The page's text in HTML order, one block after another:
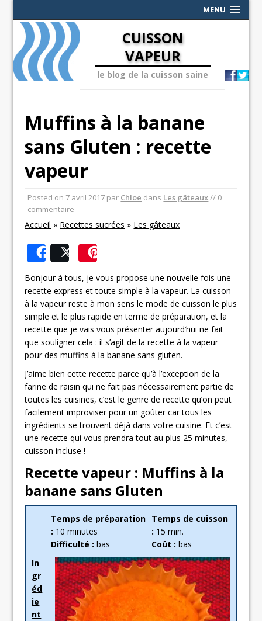
MENU
CUISSON
VAPEUR
le blog de la cuisson saine
Muffins à la banane
sans Gluten : recette
vapeur
Posted on 7 avril 2017 par Chloe dans Les gâteaux// 0
commentaire
Accueil » Recettes sucrées » Les gâteaux
SharePost
Bonjour à tous, je vous propose une nouvelle fois une
recette express et toute simple à la vapeur. La cuisson
à la vapeur reste à mon sens le mode de cuisson le plus
simple et le plus rapide en terme de préparation, et la
recette que je vais vous présenter aujourd’hui ne fait
que souligner cela : il s’agit de la recette à la vapeur
pour des muffins à la banane sans gluten.
J’aime bien cette recette parce qu’à l’exception de la
farine de raisin qui ne fait pas nécessairement partie de
toutes les cuisines, c’est le genre de recette qu’on peut
facilement improviser pour un goûter car tous les
ingrédients se trouvent déjà dans votre cuisine. Et c’est
une recette qui vous prendra tout au plus 25 minutes,
cuisson incluse !
Recette vapeur : Muffins à la
banane sans Gluten
Temps de préparation
: 10 minutes
Temps de cuisson
: 15 min.
Difficulté :bas Coût : bas
In
gr
éd
ie
nt